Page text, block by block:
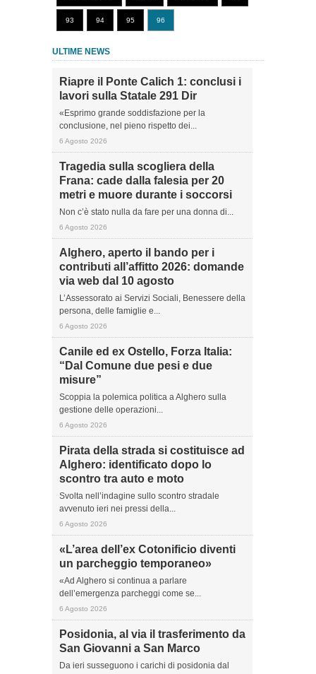
93 94 95 96
ULTIME NEWS
Riapre il Ponte Calich 1: conclusi i
lavori sulla Statale 291 Dir
«Esprimo grande soddisfazione per la
conclusione, nel pieno rispetto dei...
6 Agosto 2026
Tragedia sulla scogliera della
Frana: cade dalla falesia per 20
metri e muore durante i soccorsi
Non c’è stato nulla da fare per una donna di...
6 Agosto 2026
Alghero, aperto il bando per i
contributi all’affitto 2026: domande
via web dal 10 agosto
L’Assessorato ai Servizi Sociali, Benessere della
persona, delle famiglie e...
6 Agosto 2026
Canile ed ex Ostello, Forza Italia:
“Dal Comune due pesi e due
misure”
Scoppia la polemica politica a Alghero sulla
gestione delle operazioni...
6 Agosto 2026
Pirata della strada si costituisce ad
Alghero: identificato dopo lo
scontro tra auto e moto
Svolta nell’indagine sullo scontro stradale
avvenuto ieri nei pressi della...
6 Agosto 2026
«L’area dell’ex Cotonificio diventi
un parcheggio temporaneo»
«Ad Alghero si continua a parlare
dell’emergenza parcheggi come se...
6 Agosto 2026
Posidonia, al via il trasferimento da
San Giovanni a San Marco
Da ieri susseguono i carichi di posidonia dal